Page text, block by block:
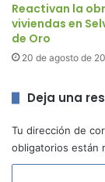
Reactivan la
viviendas en
de Oro
20 de agosto de
Deja una
Tu dirección de
obligatorios están